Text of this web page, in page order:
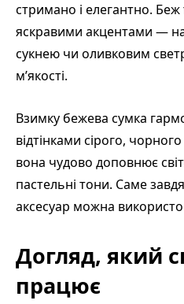
стримано і елегантно.
яскравими акцентами —
сукнею чи оливковим
м’якості.
Взимку бежева сумка
відтінками сірого,
вона чудово доповнює
пастельні тони. Саме
аксесуар можна
Догляд, який
працює